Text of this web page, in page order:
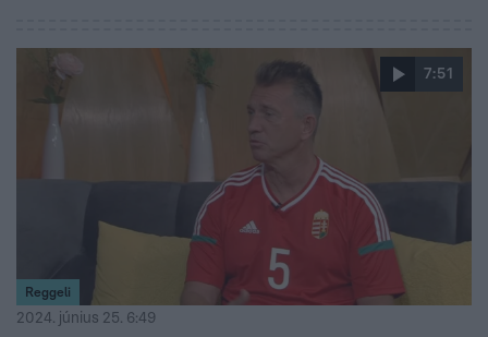
7:51
Reggeli
2024. június 25. 6:49